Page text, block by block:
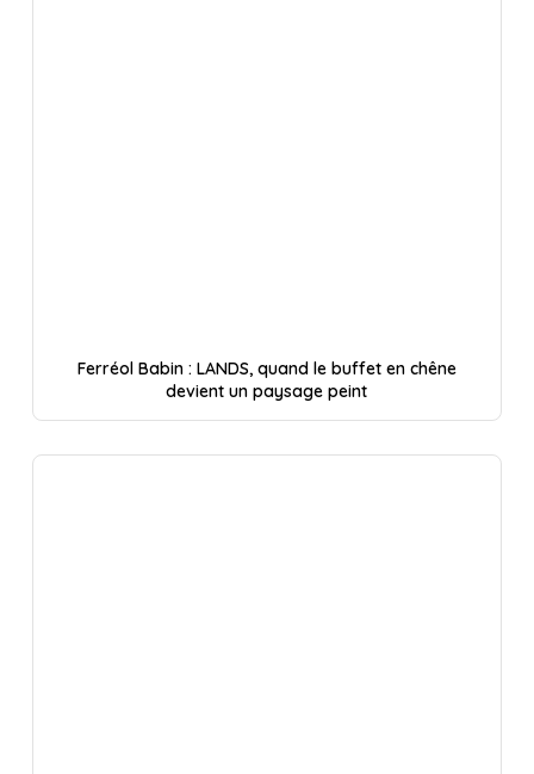
Ferréol Babin : LANDS, quand le buffet en chêne
devient un paysage peint